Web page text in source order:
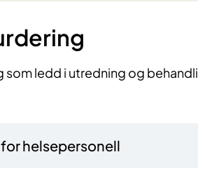
som ledd i utredning og
helsepersonell